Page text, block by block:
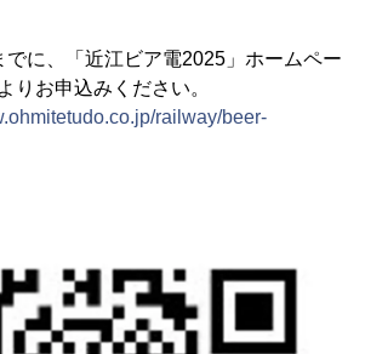
でに、「近江ビア電2025」ホームペー
りお申込みください。
railway/beer-